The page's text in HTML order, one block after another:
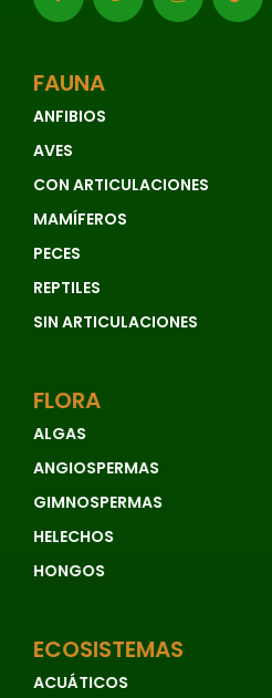
FAUNA
ANFIBIOS
AVES
CON ARTICULACIONES
MAMÍFEROS
PECES
REPTILES
SIN ARTICULACIONES
FLORA
ALGAS
ANGIOSPERMAS
GIMNOSPERMAS
HELECHOS
HONGOS
ECOSISTEMAS
ACUÁTICOS